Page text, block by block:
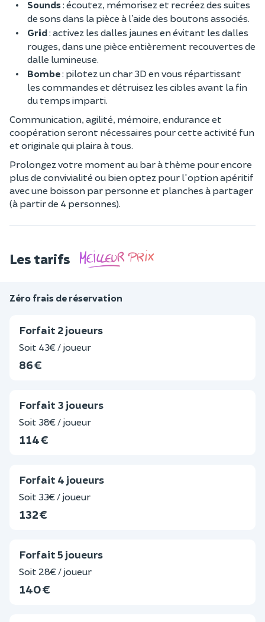
Sounds: écoutez, mémorisez et recréez des suites
de sons dans la pièce à l’aide des boutons associés.
Grid: activez les dalles jaunes en évitant les dalles
rouges, dans une pièce entièrement recouvertes de
dalle lumineuse.
Bombe: pilotez un char 3D en vous répartissant
les commandes et détruisez les cibles avant la fin
du temps imparti.
Communication, agilité, mémoire, endurance et
coopération seront nécessaires pour cette activité fun
et originale qui plaira à tous.
Prolongez votre moment au bar à thème pour encore
plus de convivialité ou bien optez pour l'option apéritif
avec une boisson par personne et planches à partager
(à partir de 4 personnes).
Les tarifs
Zéro frais de réservation
Forfait 2 joueurs
Soit 43€ / joueur
86 €
Forfait 3 joueurs
Soit 38€ / joueur
114 €
Forfait 4 joueurs
Soit 33€ / joueur
132 €
Forfait 5 joueurs
Soit 28€ / joueur
140 €